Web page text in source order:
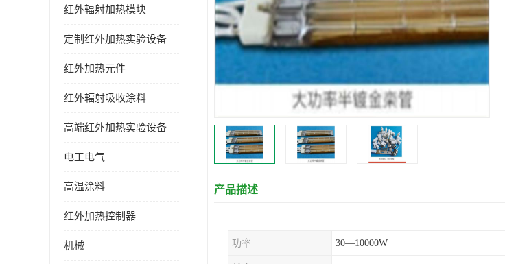
红外辐射加热模块
定制红外加热实验设备
红外加热元件
红外辐射吸收涂料
高端红外加热实验设备
电工电气
高温涂料
红外加热控制器
机械
产品描述
功率 30—10000W